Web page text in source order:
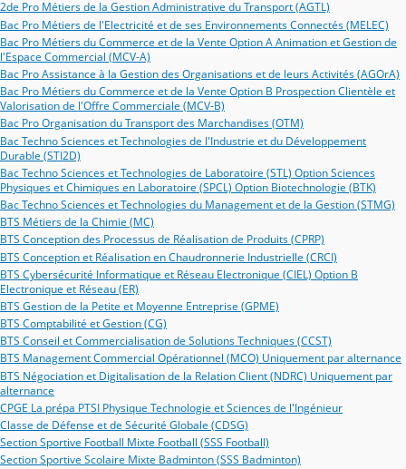
2de Pro Métiers de la Gestion Administrative du Transport (AGTL)
Bac Pro Métiers de l'Electricité et de ses Environnements Connectés (MELEC)
Bac Pro Métiers du Commerce et de la Vente Option A Animation et Gestion de
l'Espace Commercial (MCV-A)
Bac Pro Assistance à la Gestion des Organisations et de leurs Activités (AGOrA)
Bac Pro Métiers du Commerce et de la Vente Option B Prospection Clientèle et
Valorisation de l'Offre Commerciale (MCV-B)
Bac Pro Organisation du Transport des Marchandises (OTM)
Bac Techno Sciences et Technologies de l'Industrie et du Développement
Durable (STI2D)
Bac Techno Sciences et Technologies de Laboratoire (STL) Option Sciences
Physiques et Chimiques en Laboratoire (SPCL) Option Biotechnologie (BTK)
Bac Techno Sciences et Technologies du Management et de la Gestion (STMG)
BTS Métiers de la Chimie (MC)
BTS Conception des Processus de Réalisation de Produits (CPRP)
BTS Conception et Réalisation en Chaudronnerie Industrielle (CRCI)
BTS Cybersécurité Informatique et Réseau Electronique (CIEL) Option B
Electronique et Réseau (ER)
BTS Gestion de la Petite et Moyenne Entreprise (GPME)
BTS Comptabilité et Gestion (CG)
BTS Conseil et Commercialisation de Solutions Techniques (CCST)
BTS Management Commercial Opérationnel (MCO) Uniquement par alternance
BTS Négociation et Digitalisation de la Relation Client (NDRC) Uniquement par
alternance
CPGE La prépa PTSI Physique Technologie et Sciences de l'Ingénieur
Classe de Défense et de Sécurité Globale (CDSG)
Section Sportive Football Mixte Football (SSS Football)
Section Sportive Scolaire Mixte Badminton (SSS Badminton)